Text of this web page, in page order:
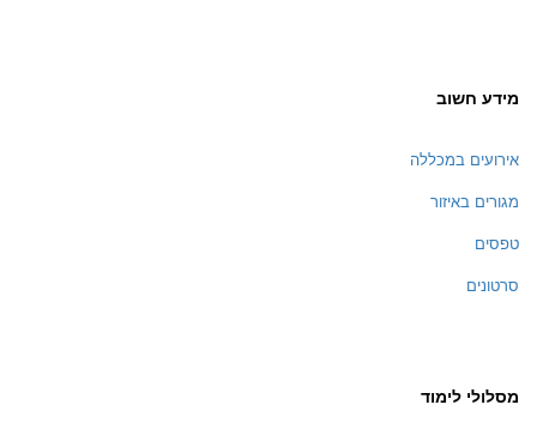
מידע חשוב
אירועים במכללה
מגורים באיזור
טפסים
סרטונים
מסלולי לימוד